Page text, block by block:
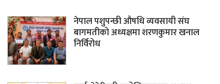
नेपाल पशुपन्छी औषधि व्यवसायी संघ
बागमतीको अध्यक्षमा शरणकुमार खनाल
निर्विरोध